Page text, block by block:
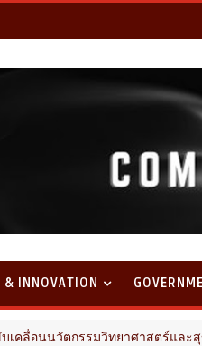
& INNOVATION
อนนวัตกรรมวิทยาศาสตร์และสุขภาพ